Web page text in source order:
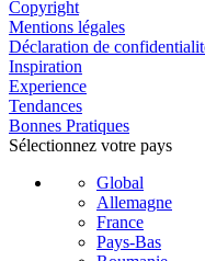
Copyright
Mentions légales
Déclaration de
Inspiration
Experience
Tendances
Bonnes Pratiques
Sélectionnez votre pays
Global
Allemagne
France
Pays-Bas